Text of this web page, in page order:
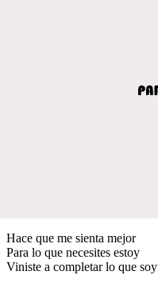
Hace que me sienta mejor
Para lo que necesites estoy
Viniste a completar lo que soy